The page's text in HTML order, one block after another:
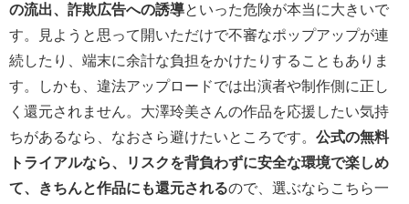
の流出、詐欺広告への誘導といった危険が本当に大きいで
す。見ようと思って開いただけで不審なポップアップが連
続したり、端末に余計な負担をかけたりすることもありま
す。しかも、違法アップロードでは出演者や制作側に正し
く還元されません。大澤玲美さんの作品を応援したい気持
ちがあるなら、なおさら避けたいところです。 公式の無料
トライアルなら、リスクを背負わずに安全な環境で楽しめ
て、きちんと作品にも還元されるので、選ぶならこちら一